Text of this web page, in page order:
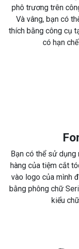
phô trương trên
Và vâng, bạn có
thích bằng công cụ
có hạn
Bạn có thể sử dụng
hàng của tiệm cắt
vào logo của mình
bằng phông chữ
kiểu